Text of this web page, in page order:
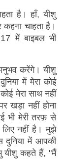
है। हाँ, यीशु
चाहता है।
में बाइबल भी
करेंगे। यीशु
में मेरा कोई
मेरा साथ नहीं
खड़ा नहीं होना
भी मेरी तरफ़ से
नहीं है। मुझे
दुनिया में आपकी
यीशु कहते हैं, "मैं